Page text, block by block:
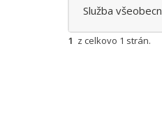
Služba
1 z celkovo 1 strán.